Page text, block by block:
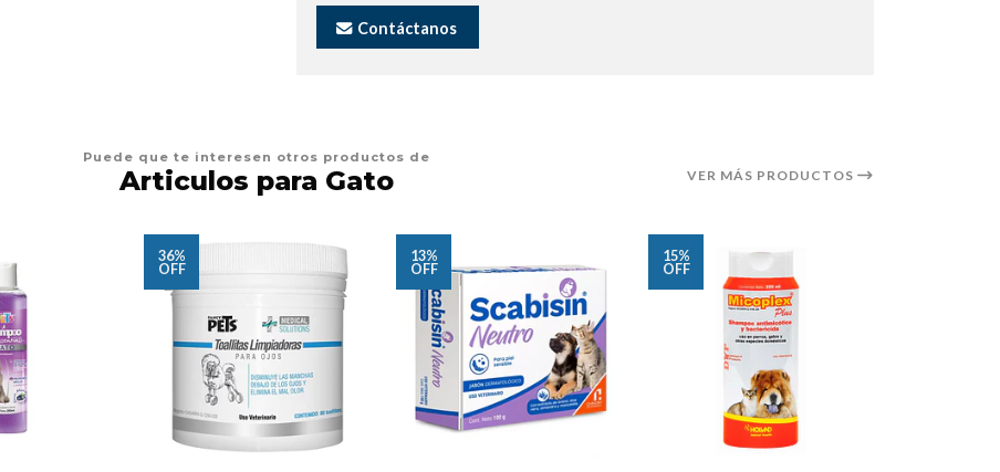
Contáctanos
Puede que te interesen otros productos de
Articulos para Gato VER MÁS PRODUCTOS
36%
OFF
13%
OFF
15%
OFF